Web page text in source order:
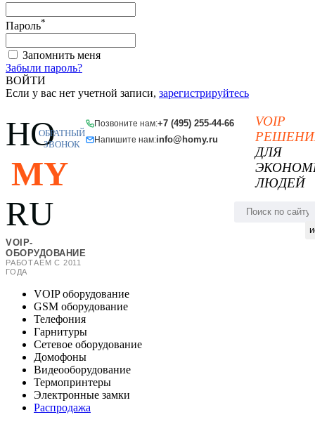
Пароль*
Запомнить меня
Забыли пароль?
ВОЙТИ
Если у вас нет учетной записи, зарегистрируйтесь
HO
MY
RU
VOIP-
ОБОРУДОВАНИЕ
РАБОТАЕМ С 2011
ГОДА
Позвоните нам:+7 (495) 255-44-66
Напишите нам:info@homy.ru
ОБРАТНЫЙ
ЗВОНОК
VOIP
ДЛЯ
ЛЮДЕЙ
VOIP оборудование
GSM оборудование
Телефония
Гарнитуры
Сетевое оборудование
Домофоны
Видеооборудование
Термопринтеры
Электронные замки
Распродажа